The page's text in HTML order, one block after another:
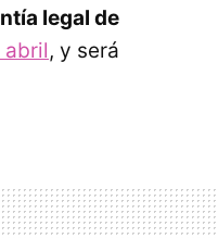
legal de
abril, y será